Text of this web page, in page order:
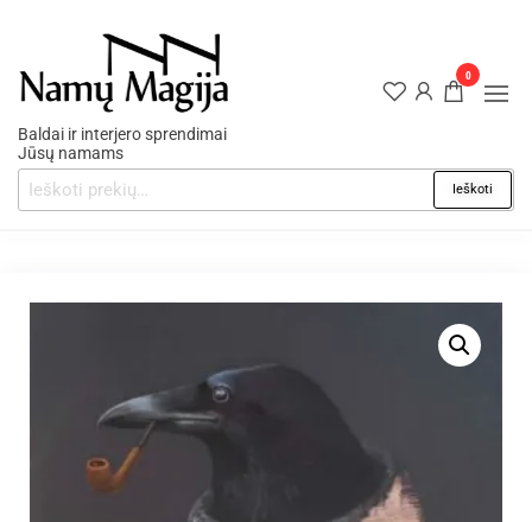
Baldai ir interjero sprendimai
Jūsų namams
Ieškoti
0